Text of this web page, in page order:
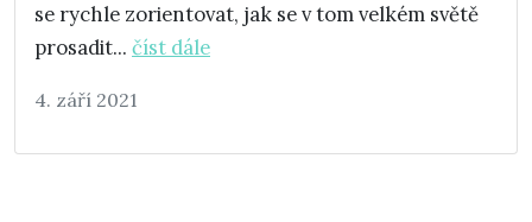
se rychle zorientovat, jak se v tom velkém světě
prosadit... číst dále
4. září 2021